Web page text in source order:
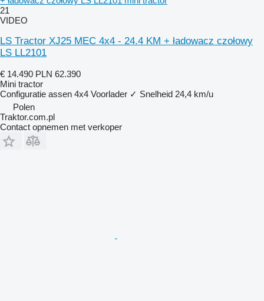
21
VIDEO
LS Tractor XJ25 MEC 4x4 - 24.4 KM + ładowacz czołowy
LS LL2101
€ 14.490 PLN 62.390
Mini tractor
Configuratie assen 4x4 Voorlader ✓ Snelheid 24,4 km/u
Polen
Traktor.com.pl
Contact opnemen met verkoper